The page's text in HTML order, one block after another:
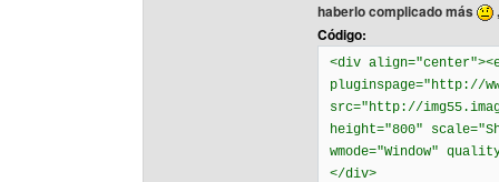
haberlo complicado más
Código:
<div
pluginspage="http://
src="http://
height="800"
wmode="Window"
</div>